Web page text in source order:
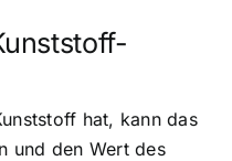
hat, kann das
und den Wert des